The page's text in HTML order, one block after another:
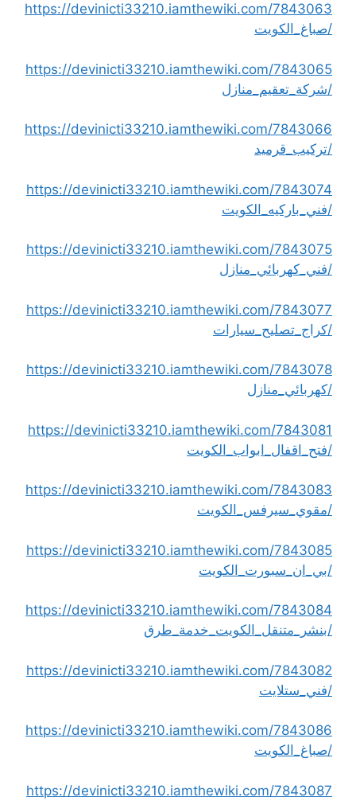
https://devinicti33210.iamthewiki.com/7843063
/صباغ_الكويت
https://devinicti33210.iamthewiki.com/7843065
/شركة_تعقيم_منازل
https://devinicti33210.iamthewiki.com/7843066
/تركيب_قرميد
https://devinicti33210.iamthewiki.com/7843074
/فني_باركيه_الكويت
https://devinicti33210.iamthewiki.com/7843075
/فني_كهربائي_منازل
https://devinicti33210.iamthewiki.com/7843077
/كراج_تصليح_سيارات
https://devinicti33210.iamthewiki.com/7843078
/كهربائي_منازل
https://devinicti33210.iamthewiki.com/7843081
/فتح_اقفال_ابواب_الكويت
https://devinicti33210.iamthewiki.com/7843083
/مقوي_سيرفس_الكويت
https://devinicti33210.iamthewiki.com/7843085
/بي_ان_سبورت_الكويت
https://devinicti33210.iamthewiki.com/7843084
/بنشر_متنقل_الكويت_خدمة_طرق
https://devinicti33210.iamthewiki.com/7843082
/فني_ستلايت
https://devinicti33210.iamthewiki.com/7843086
/صباغ_الكويت
https://devinicti33210.iamthewiki.com/7843087